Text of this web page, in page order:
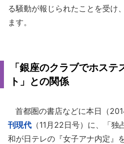
る騒動が報じられたことを受け
ます。
「銀座のクラブでホステ
ト」との関係
首都圏の書店などに本日（
刊現代 （11月22日号）に、「
和が日テレの『女子アナ内定